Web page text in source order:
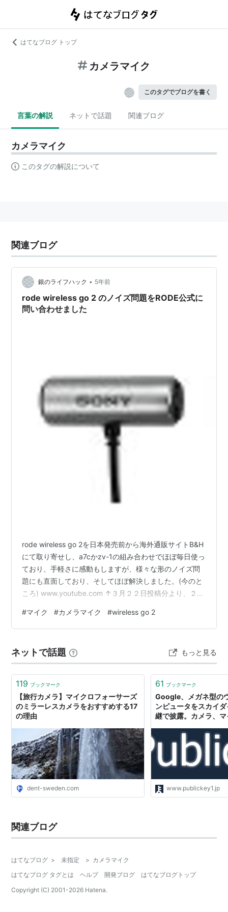
はてなブログ トップ
カメラマイク
このタグでブログを書く
言葉の解説 ネットで話題 関連ブログ
カメラマイク
このタグの解説について
関連ブログ
銀のライフハック • 5年前
rode wireless go 2 のノイズ問題をRODE公式に
問い合わせました
rode wireless go 2を日本発売前から海外通販サイトB&H
にて取り寄せし、a7cかzv-1の組み合わせでほぼ毎日使っ
ており、手軽さに感動もしますが、様々な形のノイズ問
題にも直面しており、そしてほぼ解決しました。(今のと
ころ) www.youtube.com ↑３月２２日投稿分より、２人
すと、PCに繋いで専用アプリのRODE centralのバージョ
ンアップ、そして送受信機のアプデを行いました。以下
２)の内臓マイクの感度が良すぎるのか、少しでも大きく
笑ったりすると…
#マイク #カメラマイク #wireless go 2
ネットで話題 もっと見る
119 ブックマーク
【旅行カメラ】マイクロフォーサーズ
のミラーレスカメラをおすすめする17
の理由
dent-sweden.com
61 ブックマーク
Google、メガネ型の
ンピュータをスカイ
継で披露。カメラ、
www.publickey1.jp
関連ブログ
はてなブログ > 未指定 > カメラマイク
はてなブログ タグとは
ヘルプ 開発ブログ
はてなブログトップ
Copyright (C) 2001-2026 Hatena.